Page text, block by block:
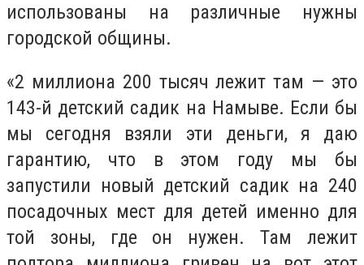
использованы на различные нужны
городской общины.
«2 миллиона 200 тысяч лежит там — это
143-й детский садик на Намыве. Если бы
мы сегодня взяли эти деньги, я даю
гарантию, что в этом году мы бы
запустили новый детский садик на 240
посадочных мест для детей именно для
той зоны, где он нужен. Там лежит